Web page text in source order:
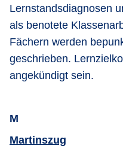
Lernstandsdiagnosen
als benotete
Fächern werden
geschrieben.
angekündigt sein.
M
Martinszug